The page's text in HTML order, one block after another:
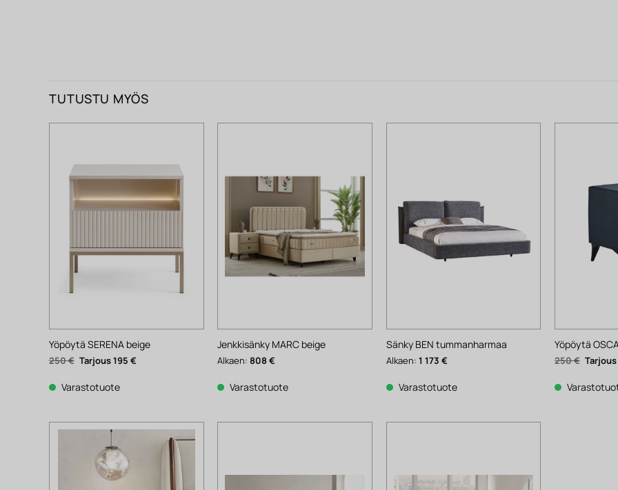
TUTUSTU MYÖS
Yöpöytä SERENA beige
250€ Alkuperäinen
hinta
250 €.
195 €Nykyinen
hinta
Varastotuote
Jenkkisänky MARC beige
Alkaen:808€
Varastotuote
Sänky BEN tummanharmaa
Alkaen: 1 173 €
Varastotuote
Yöpöytä
250€
hinta
250 €.